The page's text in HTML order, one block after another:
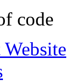
code